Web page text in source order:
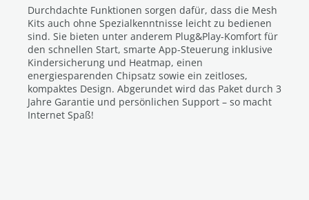
Durchdachte Funktionen sorgen dafür, dass die Mesh
Kits auch ohne Spezialkenntnisse leicht zu bedienen
sind. Sie bieten unter anderem Plug&Play-Komfort für
den schnellen Start, smarte App-Steuerung inklusive
Kindersicherung und Heatmap, einen
energiesparenden Chipsatz sowie ein zeitloses,
kompaktes Design. Abgerundet wird das Paket durch 3
Jahre Garantie und persönlichen Support – so macht
Internet Spaß!